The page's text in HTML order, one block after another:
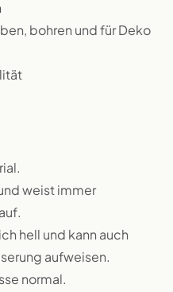
bohren und für Deko
weist immer
hell und kann auch
aufweisen.
normal.